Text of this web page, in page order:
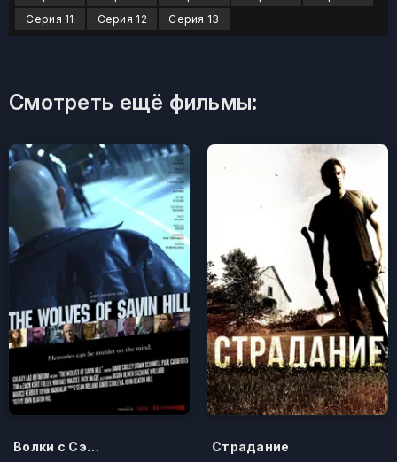
Серия 11
Серия 12 Серия 13
Смотреть ещё фильмы:
Волки с Сэйвин-Хилл Страдание